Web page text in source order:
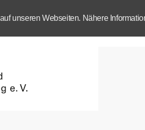
unseren Webseiten. Nähere